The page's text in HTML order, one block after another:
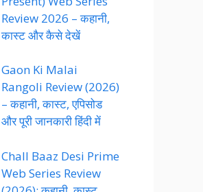
Review 2026 – कहानी,
कास्ट और कैसे देखें
Gaon Ki Malai
Rangoli Review (2026)
– कहानी, कास्ट, एपिसोड
और पूरी जानकारी हिंदी में
Chall Baaz Desi Prime
Web Series Review